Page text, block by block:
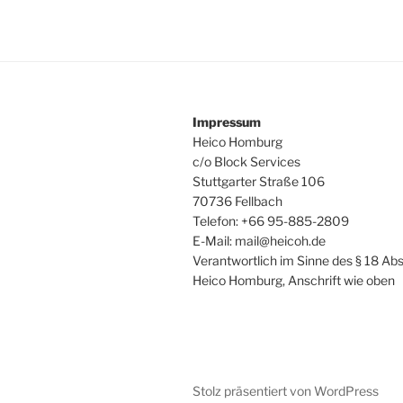
Impressum
Heico Homburg
c/o Block Services
Stuttgarter Straße 106
70736 Fellbach
Telefon: +66 95-885-2809
E-Mail: mail@heicoh.de
Verantwortlich im Sinne des § 18
Heico Homburg, Anschrift wie oben
Stolz präsentiert von WordPress